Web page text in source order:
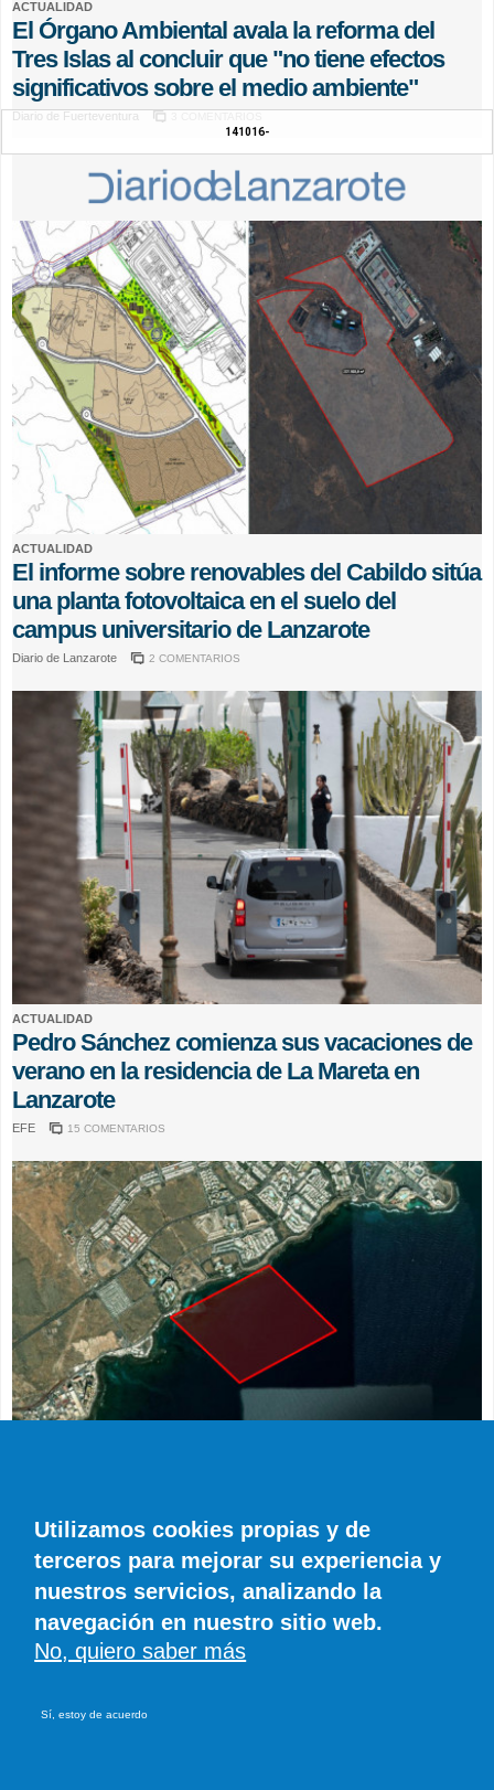
141016-
ACTUALIDAD
El Órgano Ambiental avala la reforma del
Tres Islas al concluir que "no tiene efectos
significativos sobre el medio ambiente"
Diario de Fuerteventura
ACTUALIDAD
El informe sobre renovables del Cabildo sitúa
una planta fotovoltaica en el suelo del
campus universitario de Lanzarote
Diario de Lanzarote 2 COMENTARIOS
ACTUALIDAD
Pedro Sánchez comienza sus vacaciones de
verano en la residencia de La Mareta en
Lanzarote
EFE 15 COMENTARIOS
Residencia de La Mareta hasta el 24 de
agosto por las vacaciones de Pedro Sánchez
Diario de Lanzarote 23 COMENTARIOS
Utilizamos cookies propias y de
terceros para mejorar su experiencia y
nuestros servicios, analizando la
navegación en nuestro sitio web.
No, quiero saber más
Sí, estoy de acuerdo